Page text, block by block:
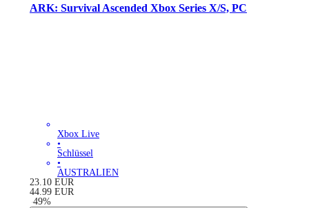
ARK: Survival Ascended Xbox Series X/S, PC
Xbox Live
•
Schlüssel
•
AUSTRALIEN
23.10 EUR
44.99 EUR
-49%